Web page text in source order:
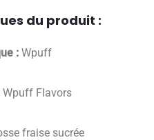
du produit :
: Wpuff
Wpuff Flavors
fraise sucrée